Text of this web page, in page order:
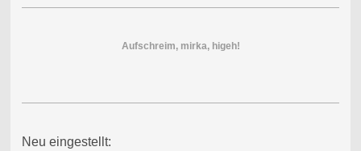
Aufschreim, mirka, higeh!
Neu eingestellt: